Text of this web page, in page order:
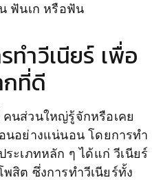
ฟันเก หรือฟัน
ทำวีเนียร์ เพื่อ
ที่ดี
คนส่วนใหญ่รู้จักหรือเคย
อนอย่างแน่นอน โดยการทำ
ระเภทหลัก ๆ ได้แก่ วีเนียร์
สิต ซึ่งการทำวีเนียร์ทั้ง